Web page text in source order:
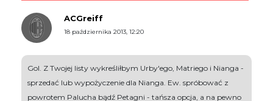
ACGreiff
18 października 2013, 12:20
Gol. Z Twojej listy wykreśliłbym Urby'ego, Matriego i Nianga -
sprzedać lub wypożyczenie dla Nianga. Ew. spróbować z
powrotem Palucha bądź Petagni - tańsza opcja, a na pewno